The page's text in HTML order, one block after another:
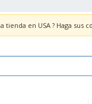
tienda en USA ? Haga sus